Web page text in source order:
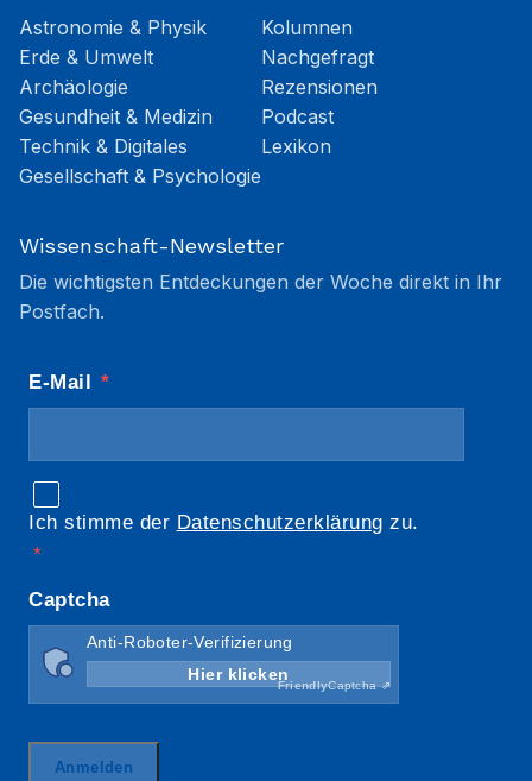
Astronomie & Physik
Erde & Umwelt
Archäologie
Gesundheit & Medizin
Technik & Digitales
Gesellschaft & Psychologie
Kolumnen
Nachgefragt
Rezensionen
Podcast
Lexikon
Wissenschaft-Newsletter
Die wichtigsten Entdeckungen der Woche direkt in Ihr
Postfach.